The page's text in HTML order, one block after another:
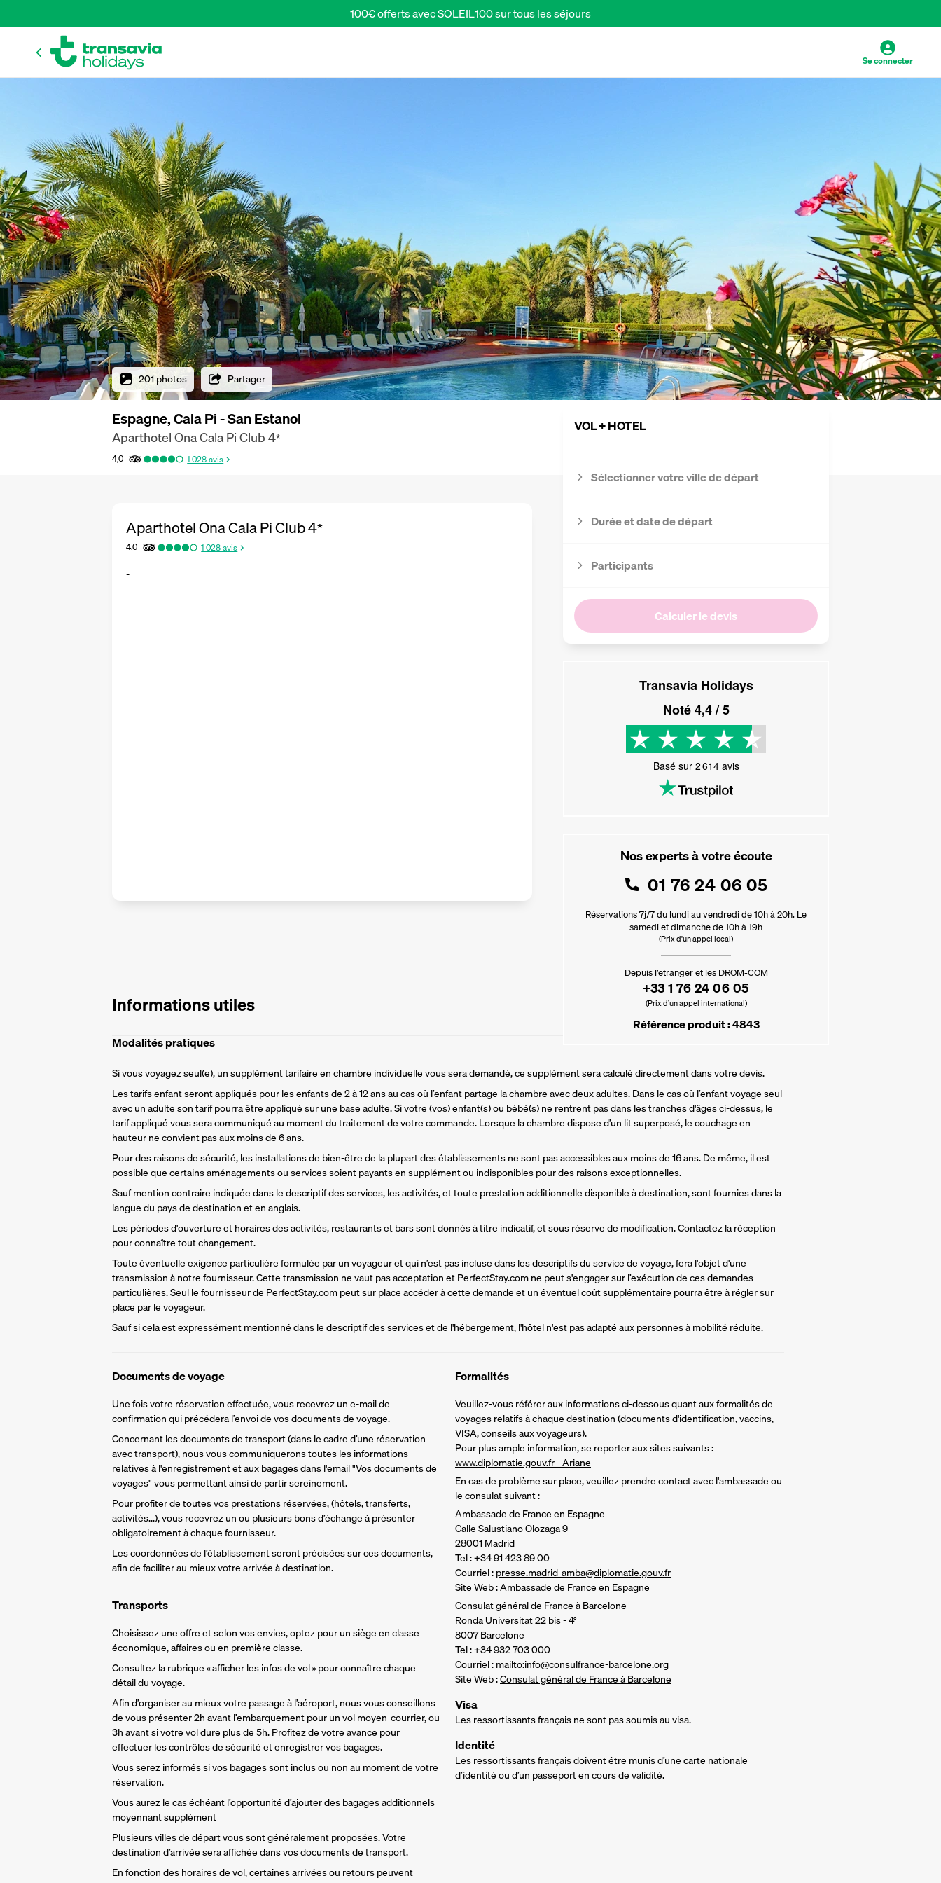
100€ offerts avec SOLEIL100 sur tous les séjours
Se connecter
201 photos Partager
Espagne, Cala Pi - San Estanol
Aparthotel Ona Cala Pi Club4*
4,0 1 028avis
VOL + HOTEL
Sélectionner votre ville de départ
Durée et date de départ
Participants
Calculer le devis
Transavia Holidays
Noté4,4/ 5
Basé sur 2 614avis
Nos experts à votre écoute
01 76 24 06 05
Réservations 7j/7 du lundi au vendredi de 10h à 20h. Le
samedi et dimanche de 10h à 19h
(Prix d'un appel local)
Depuis l’étranger et les DROM-COM
+33 1 76 24 06 05
(Prix d’un appel international)
Référence produit : 4843
Aparthotel Ona Cala Pi Club4*
4,0 1 028avis
-
Informations utiles
Modalités pratiques
Si vous voyagez seul(e), un supplément tarifaire en chambre individuelle vous sera demandé, ce supplément sera calculé directement dans votre devis.
Les tarifs enfant seront appliqués pour les enfants de 2 à 12 ans au cas où l’enfant partage la chambre avec deux adultes. Dans le cas où l’enfant voyage seul
avec un adulte son tarif pourra être appliqué sur une base adulte. Si votre (vos) enfant(s) ou bébé(s) ne rentrent pas dans les tranches d'âges ci-dessus, le
tarif appliqué vous sera communiqué au moment du traitement de votre commande. Lorsque la chambre dispose d’un lit superposé, le couchage en
hauteur ne convient pas aux moins de 6 ans.
Pour des raisons de sécurité, les installations de bien-être de la plupart des établissements ne sont pas accessibles aux moins de 16 ans. De même, il est
possible que certains aménagements ou services soient payants en supplément ou indisponibles pour des raisons exceptionnelles.
Sauf mention contraire indiquée dans le descriptif des services, les activités, et toute prestation additionnelle disponible à destination, sont fournies dans la
langue du pays de destination et en anglais.
Les périodes d'ouverture et horaires des activités, restaurants et bars sont donnés à titre indicatif, et sous réserve de modification. Contactez la réception
pour connaître tout changement.
Toute éventuelle exigence particulière formulée par un voyageur et qui n’est pas incluse dans les descriptifs du service de voyage, fera l'objet d'une
transmission à notre fournisseur. Cette transmission ne vaut pas acceptation et PerfectStay.com ne peut s'engager sur l’exécution de ces demandes
particulières. Seul le fournisseur de PerfectStay.com peut sur place accéder à cette demande et un éventuel coût supplémentaire pourra être à régler sur
place par le voyageur.
Sauf si cela est expressément mentionné dans le descriptif des services et de l'hébergement, l'hôtel n'est pas adapté aux personnes à mobilité réduite.
Documents de voyage
Une fois votre réservation effectuée, vous recevrez un e-mail de
confirmation qui précédera l’envoi de vos documents de voyage.
Concernant les documents de transport (dans le cadre d’une réservation
avec transport), nous vous communiquerons toutes les informations
relatives à l'enregistrement et aux bagages dans l'email "Vos documents de
voyages" vous permettant ainsi de partir sereinement.
Pour profiter de toutes vos prestations réservées, (hôtels, transferts,
activités...), vous recevrez un ou plusieurs bons d’échange à présenter
obligatoirement à chaque fournisseur.
Les coordonnées de l’établissement seront précisées sur ces documents,
afin de faciliter au mieux votre arrivée à destination.
Transports
Choisissez une offre et selon vos envies, optez pour un siège en classe
économique, affaires ou en première classe.
Consultez la rubrique « afficher les infos de vol » pour connaître chaque
détail du voyage.
Afin d’organiser au mieux votre passage à l’aéroport, nous vous conseillons
de vous présenter 2h avant l’embarquement pour un vol moyen-courrier, ou
3h avant si votre vol dure plus de 5h. Profitez de votre avance pour
effectuer les contrôles de sécurité et enregistrer vos bagages.
Vous serez informés si vos bagages sont inclus ou non au moment de votre
réservation.
Vous aurez le cas échéant l’opportunité d’ajouter des bagages additionnels
moyennant supplément
Plusieurs villes de départ vous sont généralement proposées. Votre
destination d’arrivée sera affichée dans vos documents de transport.
En fonction des horaires de vol, certaines arrivées ou retours peuvent
Formalités
Veuillez-vous référer aux informations ci-dessous quant aux formalités de
voyages relatifs à chaque destination (documents d'identification, vaccins,
VISA, conseils aux voyageurs).
Pour plus ample information, se reporter aux sites suivants :
www.diplomatie.gouv.fr - Ariane
En cas de problème sur place, veuillez prendre contact avec l'ambassade ou
le consulat suivant :
Ambassade de France en Espagne
Calle Salustiano Olozaga 9
28001 Madrid
Tel : +34 91 423 89 00
Courriel :presse.madrid-amba@diplomatie.gouv.fr
Site Web :Ambassade de France en Espagne
Consulat général de France à Barcelone
Ronda Universitat 22 bis - 4°
8007 Barcelone
Tel : +34 932 703 000
Courriel :mailto:info@consulfrance-barcelone.org
Site Web :Consulat général de France à Barcelone
Visa
Les ressortissants français ne sont pas soumis au visa.
Identité
Les ressortissants français doivent être munis d’une carte nationale
d’identité ou d’un passeport en cours de validité.